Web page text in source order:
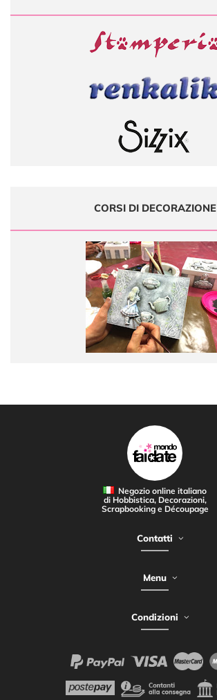
CORSI DI DECORAZIONE
Negozio online italiano
di Hobbistica, Decorazioni,
Scrapbooking e Découpage
Contatti
Menu
Condizioni